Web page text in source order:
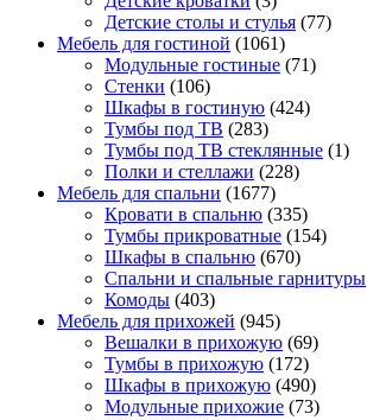
Детские столы и стулья (77)
Мебель для гостиной (1061)
Модульные гостиные (71)
Стенки (106)
Шкафы в гостиную (424)
Тумбы под ТВ (283)
Тумбы под ТВ стеклянные (1)
Полки и стеллажи (228)
Мебель для спальни (1677)
Кровати в спальню (335)
Тумбы прикроватные (154)
Шкафы в спальню (670)
Спальни и спальные гарнитуры
Комоды (403)
Мебель для прихожей (945)
Вешалки в прихожую (69)
Тумбы в прихожую (172)
Шкафы в прихожую (490)
Модульные прихожие (73)